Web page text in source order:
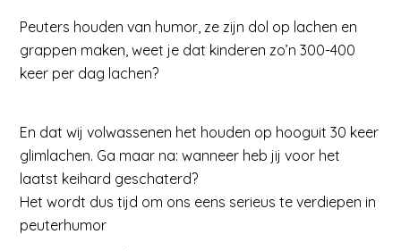
Peuters houden van humor, ze zijn dol op lachen en
grappen maken, weet je dat kinderen zo’n 300-400
keer per dag lachen?
En dat wij volwassenen het houden op hooguit 30 keer
glimlachen. Ga maar na: wanneer heb jij voor het
laatst keihard geschaterd?
Het wordt dus tijd om ons eens serieus te verdiepen in
peuterhumor